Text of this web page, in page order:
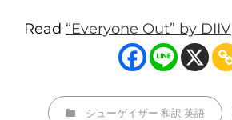
Read “Everyone Out” by DIIV
カ
シューゲイザー 和訳 英語